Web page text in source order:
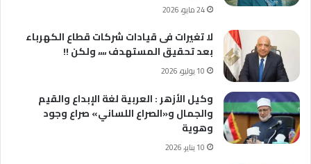
24 مايو، 2026
لا تغيرات فى قيادات شركات قطاع الكهرباء
بعد تحقيق المستهدف ،،،، ولكن !!
10 يوليو، 2026
وكيل الأزهر : العربية لغة الإبداع والقيم
والجمال و«الصراع اللساني» صراع وجود
وهوية
10 يناير، 2026